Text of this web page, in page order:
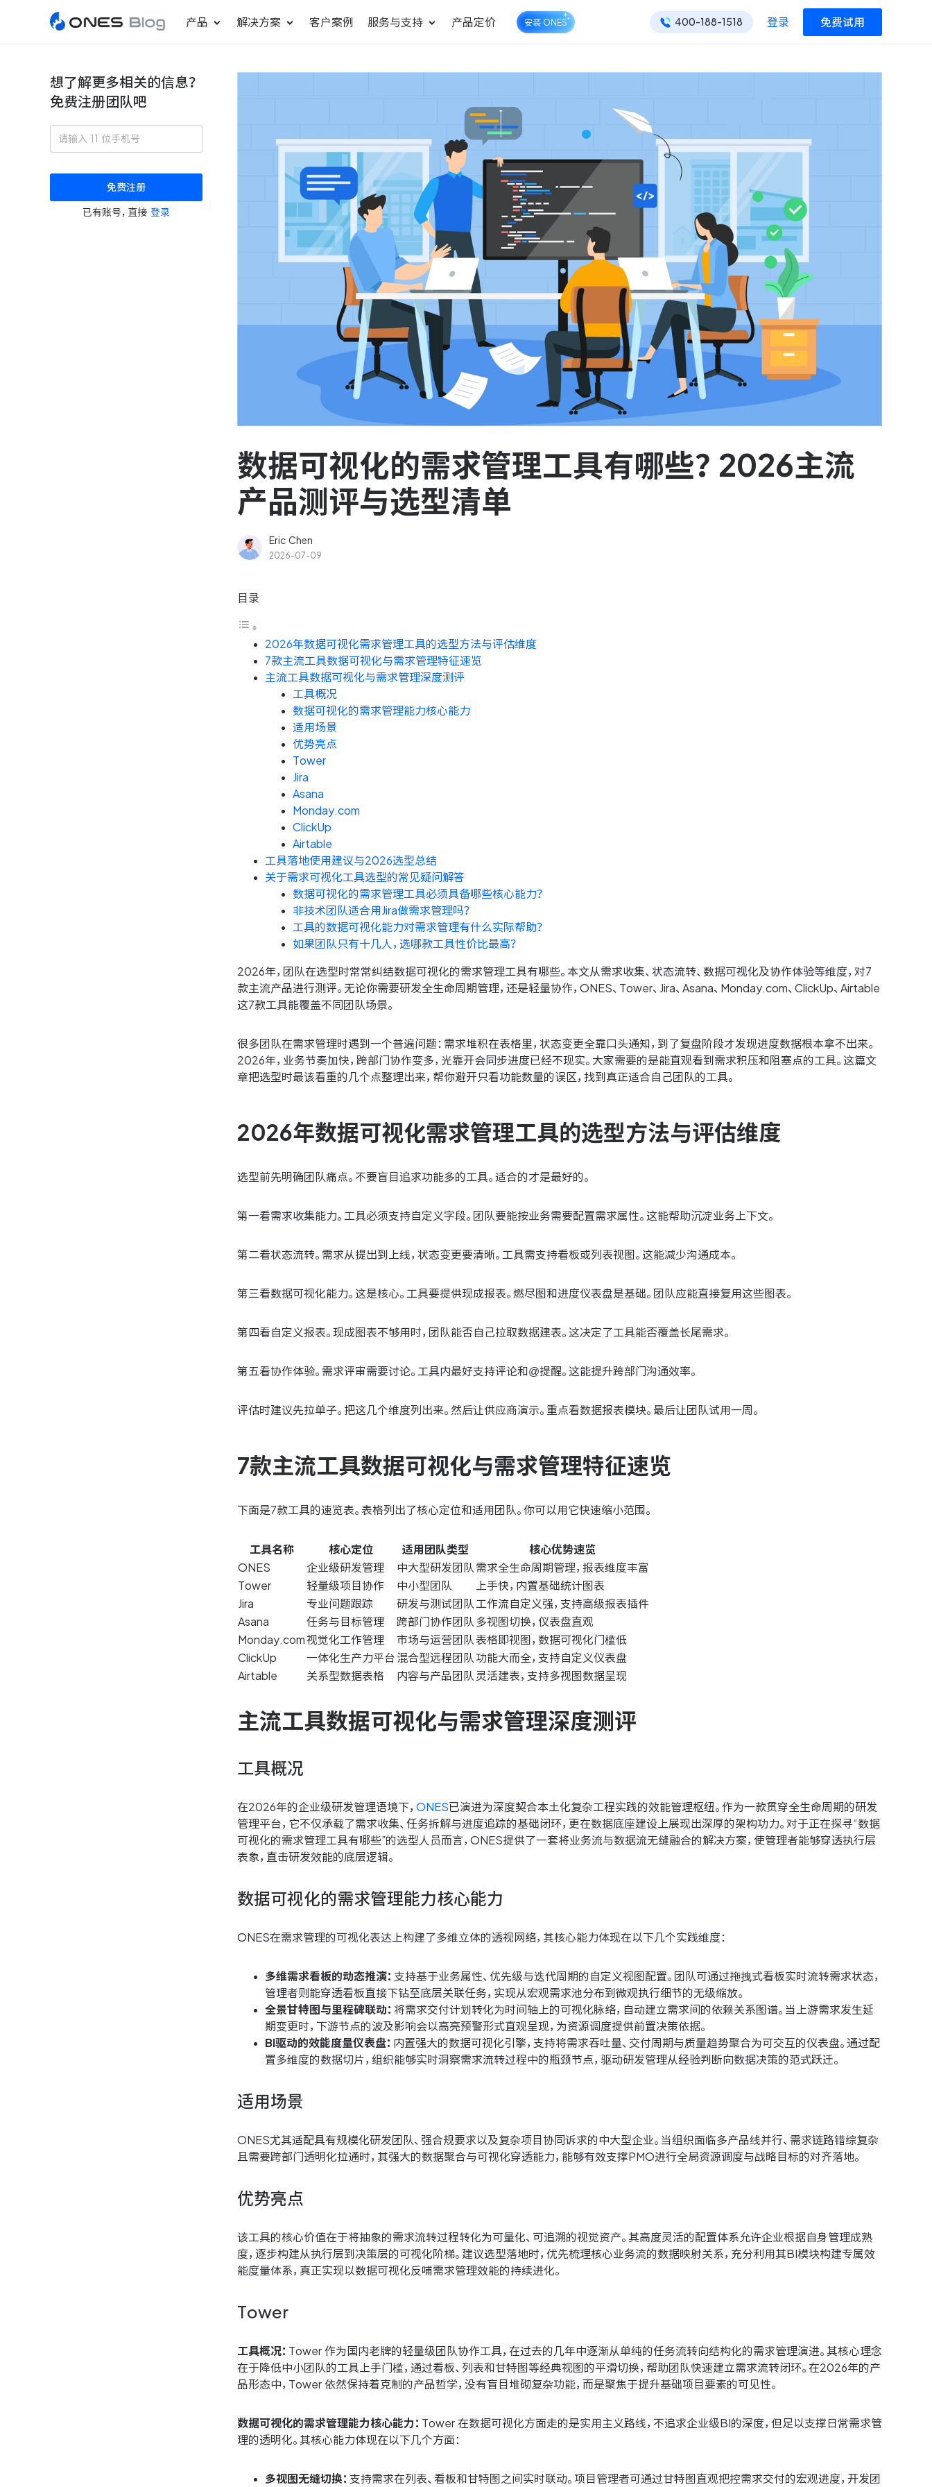
产品
ONES Desk
解决方案
更好更快地发布产品
统一管理业务信息和企业知
轻松规划项目和跟踪进度
测试管理
快速交付高质量产品
DevOps
可持续地交付端到端的价值
高效合理地规划和利用团队资
服务台和工单管理
轻松响应与解决客户反馈
驱动企业创新增长 助力车企高效研发
客户案例 服务与支持
ONES 资讯
产品定价 安装 ONES 400-188-1518 登录 免费试用
想了解更多相关的信息？
免费注册团队吧
免费注册
已有账号，直接 登录
数据可视化的需求管理工具有哪些？2026主流
产品测评与选型清单
Eric Chen
2026-07-09
目录
2026年数据可视化需求管理工具的选型方法与评估维度
7款主流工具数据可视化与需求管理特征速览
主流工具数据可视化与需求管理深度测评
工具概况
数据可视化的需求管理能力核心能力
适用场景
优势亮点
Tower
Jira
Asana
Monday.com
ClickUp
Airtable
工具落地使用建议与2026选型总结
关于需求可视化工具选型的常见疑问解答
数据可视化的需求管理工具必须具备哪些核心能力？
非技术团队适合用Jira做需求管理吗？
工具的数据可视化能力对需求管理有什么实际帮助？
如果团队只有十几人，选哪款工具性价比最高？
2026年，团队在选型时常常纠结数据可视化的需求管理工具有哪些。本文从需求收集、状态流转、数据可视化及协作体验等维度，对7
款主流产品进行测评。无论你需要研发全生命周期管理，还是轻量协作，ONES、Tower、Jira、Asana、Monday.com、ClickUp、Airtable
这7款工具能覆盖不同团队场景。
很多团队在需求管理时遇到一个普遍问题：需求堆积在表格里，状态变更全靠口头通知，到了复盘阶段才发现进度数据根本拿不出来。
2026年，业务节奏加快，跨部门协作变多，光靠开会同步进度已经不现实。大家需要的是能直观看到需求积压和阻塞点的工具。这篇文
章把选型时最该看重的几个点整理出来，帮你避开只看功能数量的误区，找到真正适合自己团队的工具。
2026年数据可视化需求管理工具的选型方法与评估维度
选型前先明确团队痛点。不要盲目追求功能多的工具。适合的才是最好的。
第一看需求收集能力。工具必须支持自定义字段。团队要能按业务需要配置需求属性。这能帮助沉淀业务上下文。
第二看状态流转。需求从提出到上线，状态变更要清晰。工具需支持看板或列表视图。这能减少沟通成本。
第三看数据可视化能力。这是核心。工具要提供现成报表。燃尽图和进度仪表盘是基础。团队应能直接复用这些图表。
第四看自定义报表。现成图表不够用时，团队能否自己拉取数据建表。这决定了工具能否覆盖长尾需求。
第五看协作体验。需求评审需要讨论。工具内最好支持评论和@提醒。这能提升跨部门沟通效率。
评估时建议先拉单子。把这几个维度列出来。然后让供应商演示。重点看数据报表模块。最后让团队试用一周。
7款主流工具数据可视化与需求管理特征速览
下面是7款工具的速览表。表格列出了核心定位和适用团队。你可以用它快速缩小范围。
工具名称 核心定位 适用团队类型
核心优势速览
ONES
企业级研发管理 中大型研发团队 需求全生命周期管理，报表维度丰富
Tower
轻量级项目协作 中小型团队
上手快，内置基础统计图表
Jira
专业问题跟踪 研发与测试团队 工作流自定义强，支持高级报表插件
Asana
任务与目标管理 跨部门协作团队 多视图切换，仪表盘直观
Monday.com视觉化工作管理 市场与运营团队 表格即视图，数据可视化门槛低
ClickUp
一体化生产力平台 混合型远程团队 功能大而全，支持自定义仪表盘
Airtable
关系型数据表格 内容与产品团队 灵活建表，支持多视图数据呈现
主流工具数据可视化与需求管理深度测评
工具概况
在2026年的企业级研发管理语境下， ONES已演进为深度契合本土化复杂工程实践的效能管理枢纽。作为一款贯穿全生命周期的研发
管理平台，它不仅承载了需求收集、任务拆解与进度追踪的基础闭环，更在数据底座建设上展现出深厚的架构功力。对于正在探寻“数据
可视化的需求管理工具有哪些”的选型人员而言，ONES提供了一套将业务流与数据流无缝融合的解决方案，使管理者能够穿透执行层
表象，直击研发效能的底层逻辑。
数据可视化的需求管理能力核心能力
ONES在需求管理的可视化表达上构建了多维立体的透视网络，其核心能力体现在以下几个实践维度：
多维需求看板的动态推演： 支持基于业务属性、优先级与迭代周期的自定义视图配置。团队可通过拖拽式看板实时流转需求状态，
管理者则能穿透看板直接下钻至底层关联任务，实现从宏观需求池分布到微观执行细节的无级缩放。
全景甘特图与里程碑联动： 将需求交付计划转化为时间轴上的可视化脉络，自动建立需求间的依赖关系图谱。当上游需求发生延
期变更时，下游节点的波及影响会以高亮预警形式直观呈现，为资源调度提供前置决策依据。
BI驱动的效能度量仪表盘： 内置强大的数据可视化引擎，支持将需求吞吐量、交付周期与质量趋势聚合为可交互的仪表盘。通过配
置多维度的数据切片，组织能够实时洞察需求流转过程中的瓶颈节点，驱动研发管理从经验判断向数据决策的范式跃迁。
适用场景
ONES尤其适配具有规模化研发团队、强合规要求以及复杂项目协同诉求的中大型企业。当组织面临多产品线并行、需求链路错综复杂
且需要跨部门透明化拉通时，其强大的数据聚合与可视化穿透能力，能够有效支撑PMO进行全局资源调度与战略目标的对齐落地。
优势亮点
该工具的核心价值在于将抽象的需求流转过程转化为可量化、可追溯的视觉资产。其高度灵活的配置体系允许企业根据自身管理成熟
度，逐步构建从执行层到决策层的可视化阶梯。建议选型落地时，优先梳理核心业务流的数据映射关系，充分利用其BI模块构建专属效
能度量体系，真正实现以数据可视化反哺需求管理效能的持续进化。
Tower
工具概况： Tower 作为国内老牌的轻量级团队协作工具，在过去的几年中逐渐从单纯的任务流转向结构化的需求管理演进。其核心理念
在于降低中小团队的工具上手门槛，通过看板、列表和甘特图等经典视图的平滑切换，帮助团队快速建立需求流转闭环。在2026年的产
品形态中，Tower 依然保持着克制的产品哲学，没有盲目堆砌复杂功能，而是聚焦于提升基础项目要素的可见性。
数据可视化的需求管理能力核心能力： Tower 在数据可视化方面走的是实用主义路线，不追求企业级BI的深度，但足以支撑日常需求管
理的透明化。其核心能力体现在以下几个方面：
多视图无缝切换： 支持需求在列表、看板和甘特图之间实时联动。项目管理者可通过甘特图直观把控需求交付的宏观进度，开发团